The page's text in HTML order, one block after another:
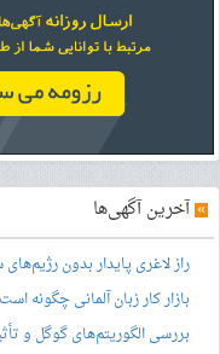
»آخرین آگهی‌ها
راز لاغری پایدار بدون
بازار کار زبان آلمانی چگونه
بررسی الگوریتم‌های گوگل و